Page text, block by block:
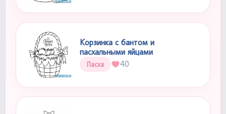
Корзинка с бантом и
пасхальными яйцами
Пасха 40